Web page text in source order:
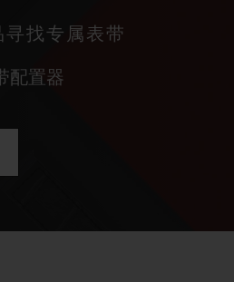
找专属表带
配置器